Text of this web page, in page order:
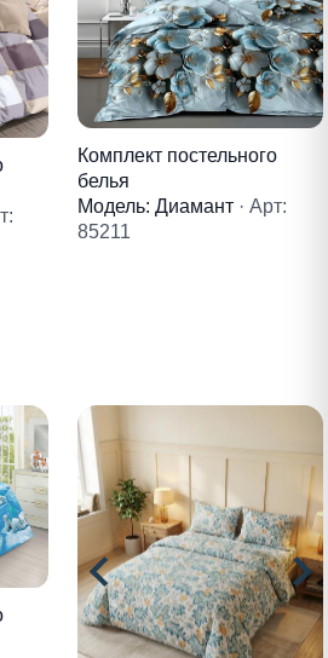
Комплект постельного
белья
Модель: Диамант · Арт:
85211